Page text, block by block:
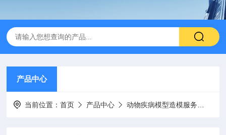
产品中心
当前位置：首页 产品中心 动物疾病模型造模服务